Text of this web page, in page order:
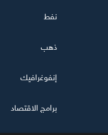
نفط
ذهب
إنفوغرافيك
برامج الاقتصاد